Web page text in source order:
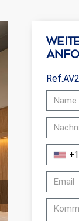
+1